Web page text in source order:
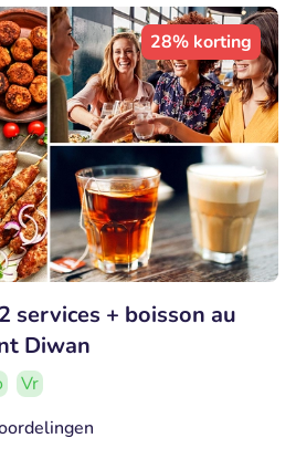
28% korting
services + boisson au
Diwan
Vr